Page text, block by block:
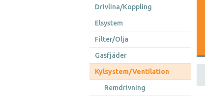
Drivlina/Koppling
Elsystem
Filter/Olja
Gasfjäder
Kylsystem/Ventilation
Remdrivning